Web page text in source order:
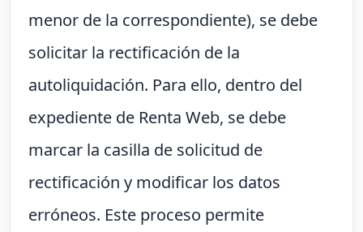
menor de la correspondiente), se debe
solicitar la rectificación de la
autoliquidación. Para ello, dentro del
expediente de Renta Web, se debe
marcar la casilla de solicitud de
rectificación y modificar los datos
erróneos. Este proceso permite